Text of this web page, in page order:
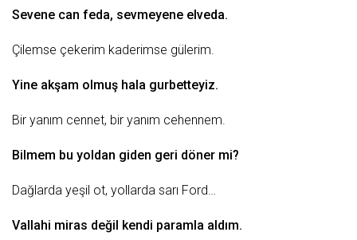
Sevene can feda, sevmeyene elveda.
Çilemse çekerim kaderimse gülerim.
Yine akşam olmuş hala gurbetteyiz.
Bir yanım cennet, bir yanım cehennem.
Bilmem bu yoldan giden geri döner mi?
Dağlarda yeşil ot, yollarda sarı Ford…
Vallahi miras değil kendi paramla aldım.